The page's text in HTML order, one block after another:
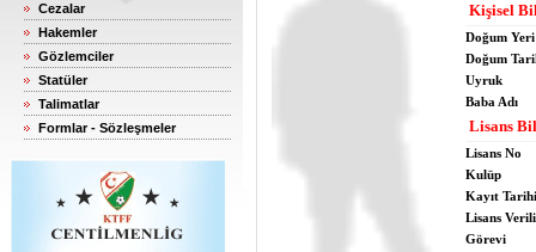
Cezalar
Hakemler
Gözlemciler
Statüler
Talimatlar
Formlar - Sözleşmeler
Kişisel
Doğum Yeri
Doğum
Uyruk
Baba Adı
Lisans
Lisans No
Kulüp
Kayıt Tarihi
Lisans
Görevi